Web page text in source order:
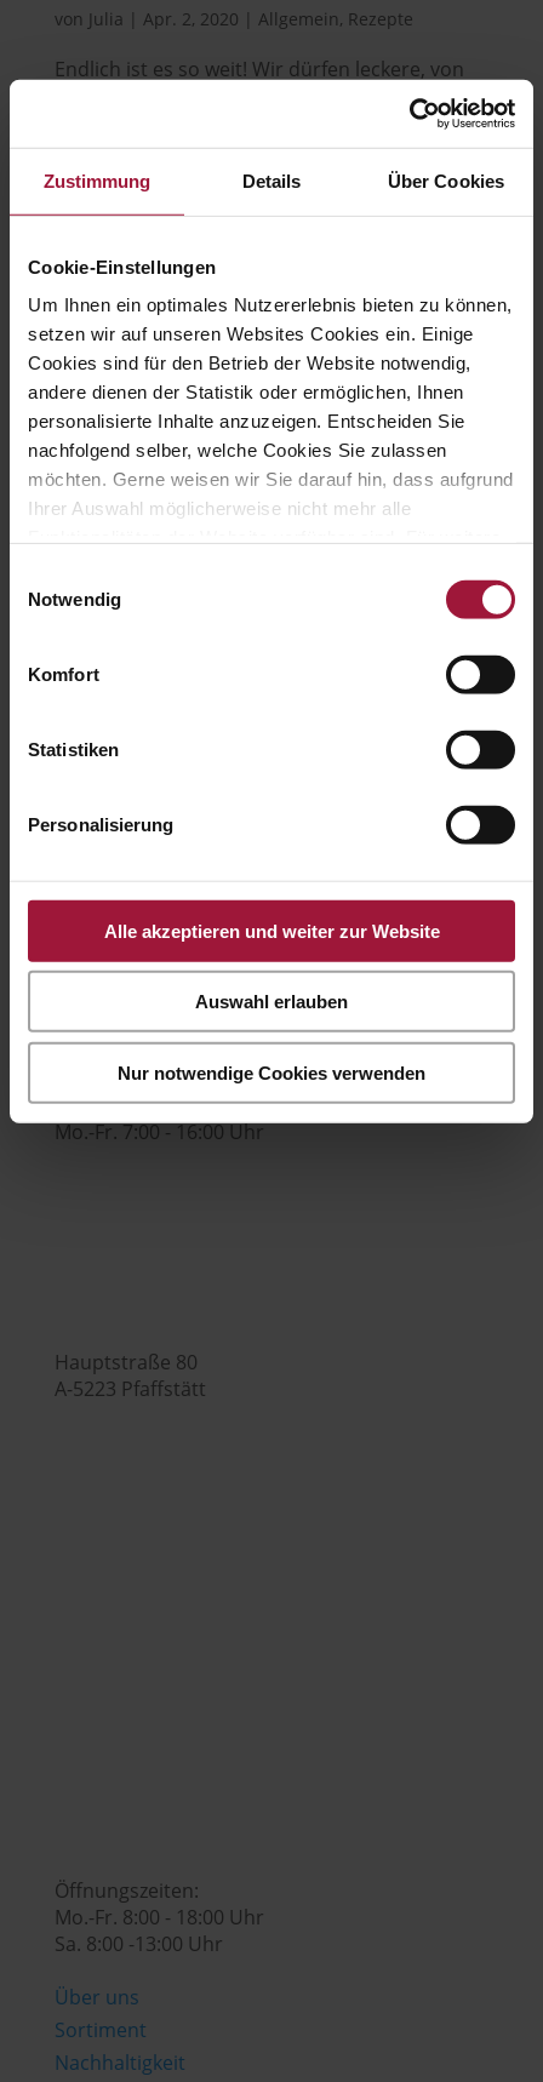
Zustimmung Details Über Cookies
Cookie-Einstellungen
Um Ihnen ein optimales Nutzererlebnis bieten zu können,
setzen wir auf unseren Websites Cookies ein. Einige
Cookies sind für den Betrieb der Website notwendig,
andere dienen der Statistik oder ermöglichen, Ihnen
personalisierte Inhalte anzuzeigen. Entscheiden Sie
nachfolgend selber, welche Cookies Sie zulassen
möchten. Gerne weisen wir Sie darauf hin, dass aufgrund
Ihrer Auswahl möglicherweise nicht mehr alle
Datenschutzerklärung und Cookie Policy.
Notwendig
Komfort
Statistiken
Personalisierung
Alle akzeptieren und weiter zur Website
Auswahl erlauben
Nur notwendige Cookies verwenden
von Julia | Apr. 2, 2020 | Allgemein, Rezepte
Endlich ist es so weit! Wir dürfen leckere, von
der Flamme geküsste Landhendl servieren!
Sind Sie schon in die Grillsaison gestartet? Wir
haben eine ganz besonderes schmackhafte
Rezeptidee für Sie parat: Gegrillte Chicken
Rosmarin...
Hubers Landhendl GmbH

A-5223 Pfaffstätt


office@huberslandhendl.at

Bürozeiten:
Mo.-Fr. 7:00 - 16:00 Uhr
Hauptstraße 80
A-5223 Pfaffstätt
Öffnungszeiten:
Mo.-Fr. 8:00 - 18:00 Uhr
Sa. 8:00 -13:00 Uhr
Über uns
Sortiment
Nachhaltigkeit